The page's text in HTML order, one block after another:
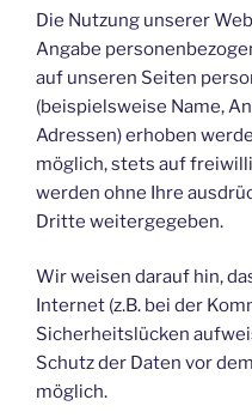
Die Nutzung unserer
Angabe
auf unseren Seiten
(beispielsweise Name,
Adressen) erhoben
möglich, stets auf
werden ohne Ihre
Dritte weitergegeben.
Wir weisen darauf hin,
Internet (z.B. bei der
Sicherheitslücken
Schutz der Daten vor
möglich.